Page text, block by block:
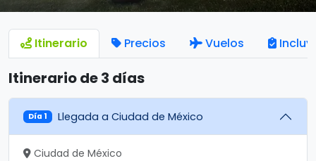
Itinerario Precios Vuelos
Itinerario de 3 días
Día 1 Llegada a Ciudad de México
Ciudad de México